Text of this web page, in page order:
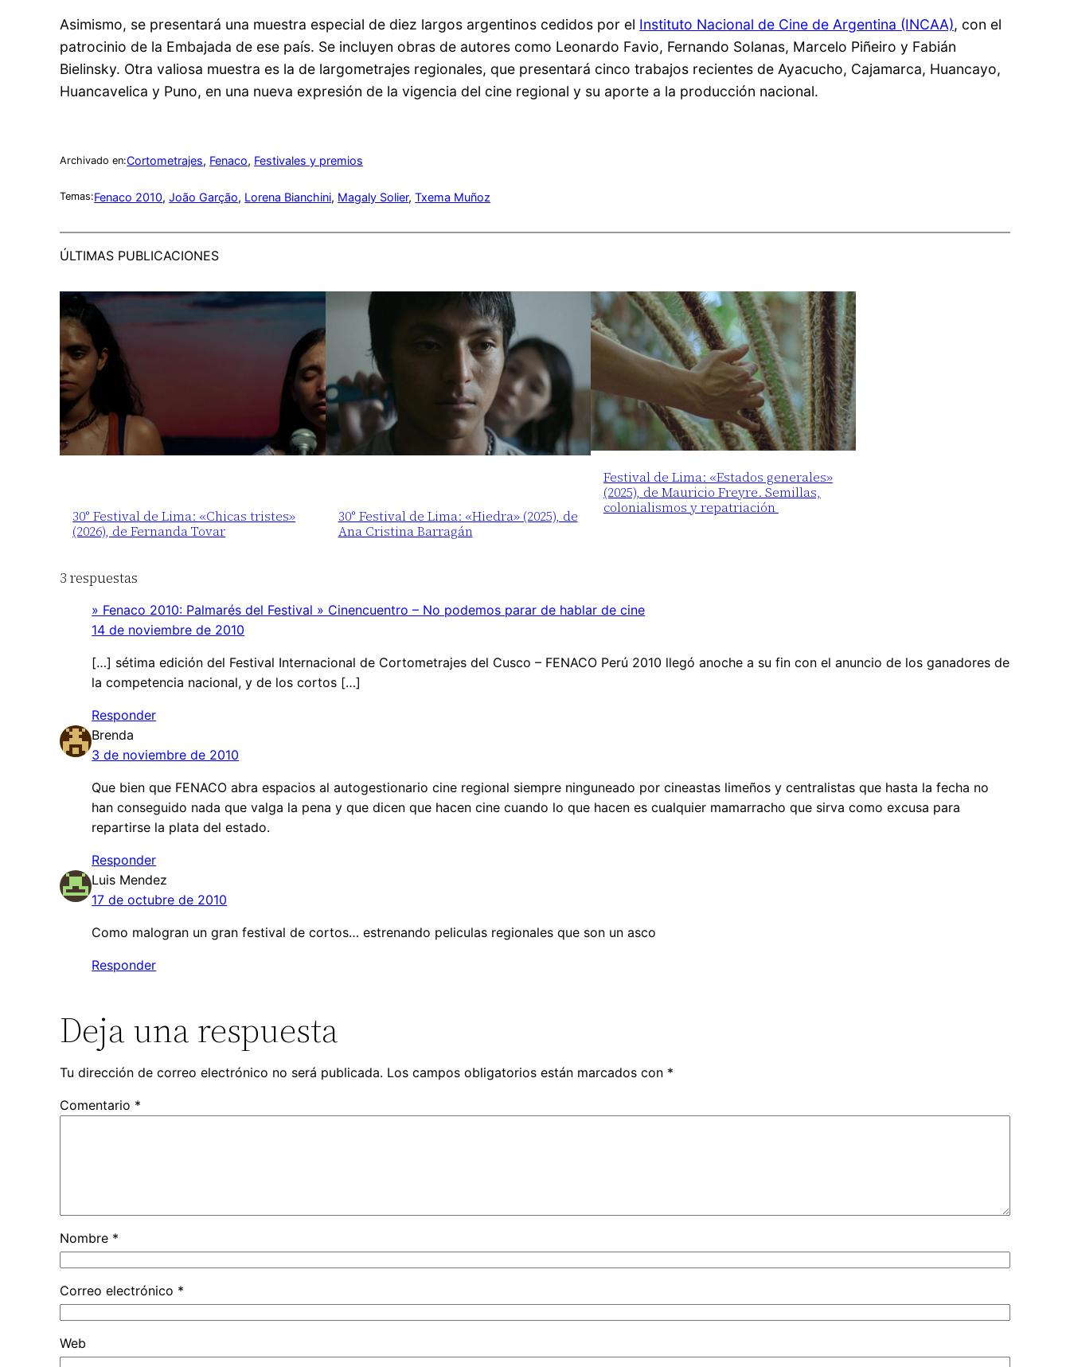
Asimismo, se presentará una muestra especial de diez largos argentinos cedidos por el Instituto Nacional de Cine de Argentina (INCAA), con el
patrocinio de la Embajada de ese país. Se incluyen obras de autores como Leonardo Favio, Fernando Solanas, Marcelo Piñeiro y Fabián
Bielinsky. Otra valiosa muestra es la de largometrajes regionales, que presentará cinco trabajos recientes de Ayacucho, Cajamarca, Huancayo,
Huancavelica y Puno, en una nueva expresión de la vigencia del cine regional y su aporte a la producción nacional.
Archivado en:Cortometrajes, Fenaco, Festivales y premios
Temas:Fenaco 2010, João Garção, Lorena Bianchini, Magaly Solier, Txema Muñoz
ÚLTIMAS PUBLICACIONES
30° Festival de Lima: «Chicas tristes»
(2026), de Fernanda Tovar
30° Festival de Lima: «Hiedra» (2025), de
Ana Cristina Barragán
Festival de Lima: «Estados generales»
(2025), de Mauricio Freyre. Semillas,
colonialismos y repatriación
3 respuestas
» Fenaco 2010: Palmarés del Festival » Cinencuentro – No podemos parar de hablar de cine
14 de noviembre de 2010
[…] sétima edición del Festival Internacional de Cortometrajes del Cusco – FENACO Perú 2010 llegó anoche a su fin con el anuncio de los ganadores de
la competencia nacional, y de los cortos […]
Responder
Brenda
3 de noviembre de 2010
Que bien que FENACO abra espacios al autogestionario cine regional siempre ninguneado por cineastas limeños y centralistas que hasta la fecha no
han conseguido nada que valga la pena y que dicen que hacen cine cuando lo que hacen es cualquier mamarracho que sirva como excusa para
repartirse la plata del estado.
Responder
Luis Mendez
17 de octubre de 2010
Como malogran un gran festival de cortos… estrenando peliculas regionales que son un asco
Responder
Deja una respuesta
Tu dirección de correo electrónico no será publicada. Los campos obligatorios están marcados con *
Comentario *
Nombre *
Correo electrónico *
Web